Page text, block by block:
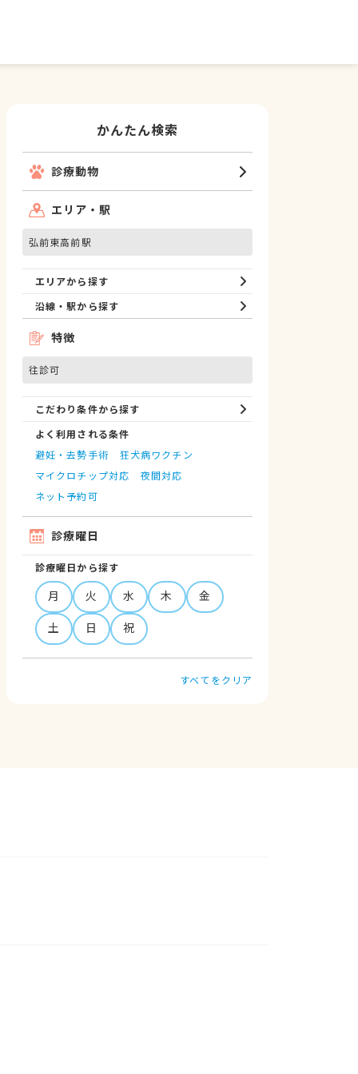
かんたん検索
診療動物
エリア・駅
弘前東高前駅
エリアから探す
沿線・駅から探す
特徴
往診可
こだわり条件から探す
よく利用される条件
避妊・去勢手術
狂犬病ワクチン
マイクロチップ対応
夜間対応
ネット予約可
診療曜日
診療曜日から探す
月 火 水 木
金
土
日 祝
すべてをクリア